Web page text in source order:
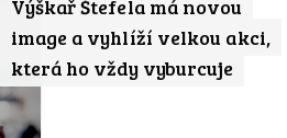
Výškař Štefela má novou
image a vyhlíží velkou akci,
která ho vždy vyburcuje